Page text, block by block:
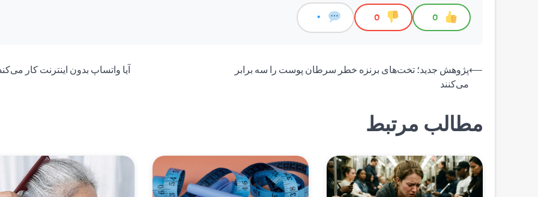
0
0
0
راهبری
نوشته
⟵پژوهش جدید؛ تخت‌های برنزه خطر سرطان پوست را سه برابر
می‌کنند
آیا واتساپ بدون اینترنت کار
مطالب مرتبط